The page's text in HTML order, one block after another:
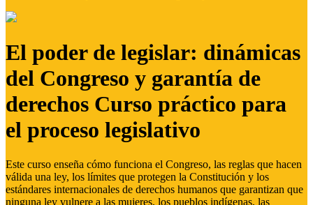
El poder de legislar: dinámicas
del Congreso y garantía de
derechos Curso práctico para
el proceso legislativo
Este curso enseña cómo funciona el Congreso, las reglas que hacen
válida una ley, los límites que protegen la Constitución y los
estándares internacionales de derechos humanos que garantizan que
ninguna ley vulnere a las mujeres, los pueblos indígenas, las